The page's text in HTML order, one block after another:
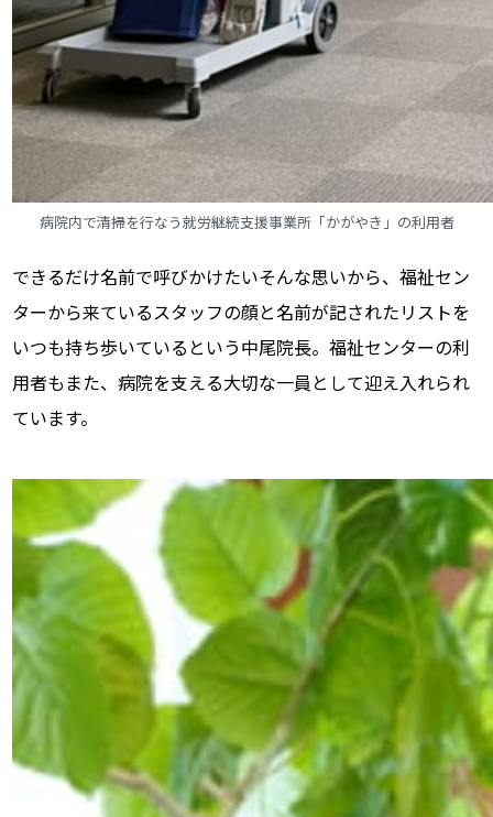
病院内で清掃を行なう就労継続支援事業所「かがやき」の利用者
できるだけ名前で呼びかけたい――そんな思いから、福祉セン
ターから来ているスタッフの顔と名前が記されたリストを
いつも持ち歩いているという中尾院長。福祉センターの利
用者もまた、病院を支える大切な一員として迎え入れられ
ています。